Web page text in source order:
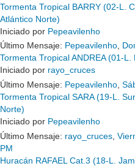
Tormenta Tropical BARRY (02-L.
Atlántico Norte)
Iniciado por Pepeavilenho
Último Mensaje: Pepeavilenho,
Tormenta Tropical ANDREA (01-
Iniciado por rayo_cruces
Último Mensaje: Pepeavilenho
Tormenta Tropical SARA (19-L.
Norte)
Iniciado por Pepeavilenho
Último Mensaje: rayo_cruces
PM
Huracán RAFAEL Cat.3 (18-L.